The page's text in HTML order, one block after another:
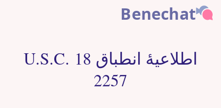
Benechat
اطلاعیهٔ انطباق 18 U.S.C.
2257